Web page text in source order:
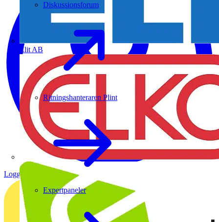
Elit AB
Diskussionsforum
Ritningshanteraren Plint
Expertpaneler
Logga in Registrera dig